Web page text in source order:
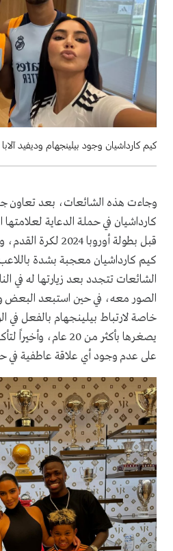
كيم كارداشيان وجود بيلينجهام وديفيد آلابا
وجاءت هذه الشائعات، بعد تعاون
قبل بطولة أوروبا
كيم كارداشيان معجبة بشدة
الشائعات تتجدد بعد زيارتها له في
الصور معه، في حين استبعد البعض
خاصة لارتباط بيلينجهام بالفعل في
يصغرها بأكثر من 20
على عدم وجود أي علاقة عاطفية في